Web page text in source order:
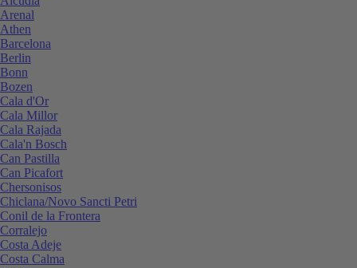
Arenal
Athen
Barcelona
Berlin
Bonn
Bozen
Cala d'Or
Cala Millor
Cala Rajada
Cala'n Bosch
Can Pastilla
Can Picafort
Chersonisos
Chiclana/Novo Sancti Petri
Conil de la Frontera
Corralejo
Costa Adeje
Costa Calma